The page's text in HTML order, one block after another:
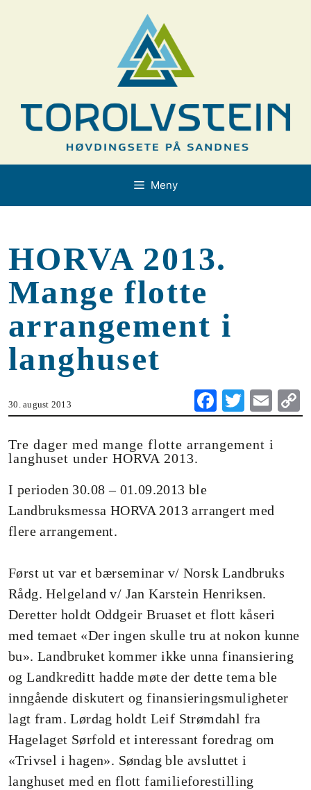
Meny
HORVA 2013.
Mange flotte
arrangement i
langhuset
30. august 2013
Fa
ce
bo
T
wi
tte
E
m
ail
Tre dager med mange flotte arrangement i
langhuset under HORVA 2013.
I perioden 30.08 – 01.09.2013 ble
Landbruksmessa HORVA 2013 arrangert med
flere arrangement.
Først ut var et bærseminar v/ Norsk Landbruks
Rådg. Helgeland v/ Jan Karstein Henriksen.
Deretter holdt Oddgeir Bruaset et flott kåseri
med temaet «Der ingen skulle tru at nokon kunne
bu». Landbruket kommer ikke unna finansiering
og Landkreditt hadde møte der dette tema ble
inngående diskutert og finansieringsmuligheter
lagt fram. Lørdag holdt Leif Strømdahl fra
Hagelaget Sørfold et interessant foredrag om
«Trivsel i hagen». Søndag ble avsluttet i
langhuset med en flott familieforestilling